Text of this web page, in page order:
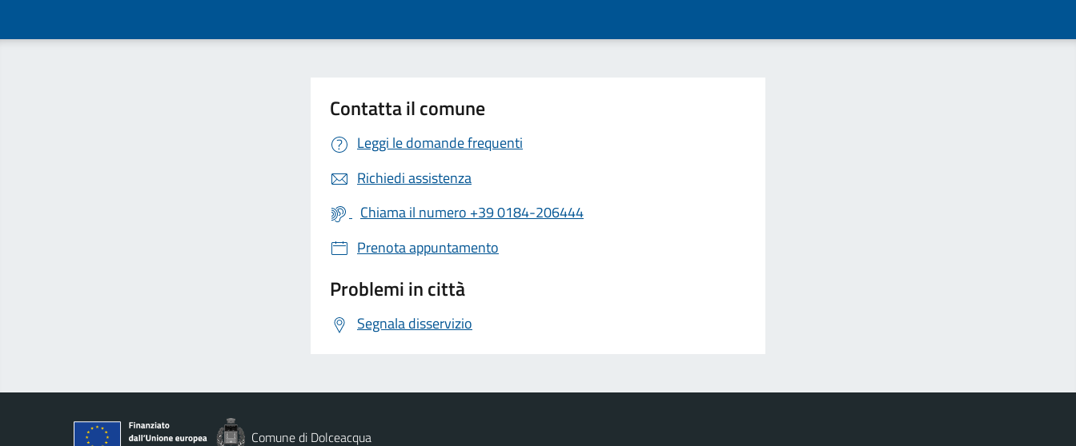
Contatta il comune
Leggi le domande frequenti
Richiedi assistenza
Chiama il numero +39 0184-206444
Prenota appuntamento
Problemi in città
Segnala disservizio
Comune di Dolceacqua